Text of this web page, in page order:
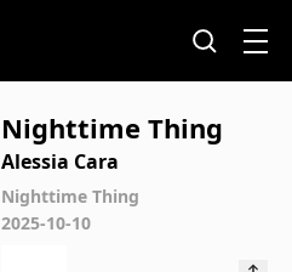
Nighttime Thing
Alessia Cara
Nighttime Thing
2025-10-10